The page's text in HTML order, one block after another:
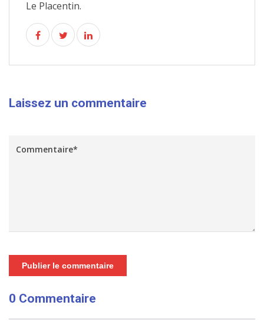
Le Placentin.
Laissez un commentaire
Publier le commentaire
0 Commentaire